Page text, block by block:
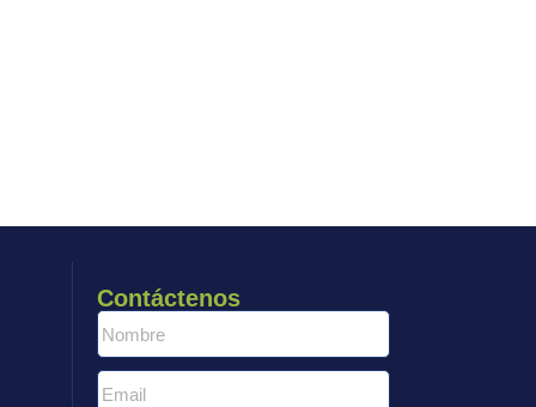
Contáctenos